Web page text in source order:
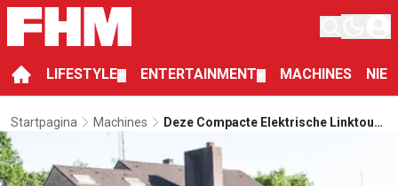
LIFESTYLE ENTERTAINMENT MACHINES
Startpagina Machines
Deze Compacte Elektrische Linktour
Alumi Maakt Autorijden In De Stad
Weer Leuk